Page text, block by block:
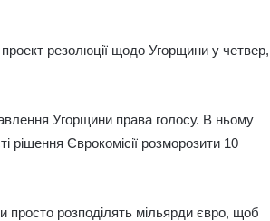
резолюції щодо Угорщини у четвер,
Угорщини права голосу. В ньому
рішення Єврокомісії розморозити 10
розподілять мільярди євро, щоб